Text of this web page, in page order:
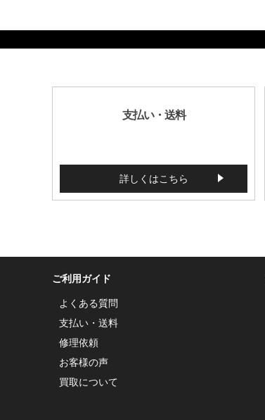
支払い・送料
詳しくはこちら
ご利用ガイド
よくある質問
支払い・送料
修理依頼
お客様の声
買取について